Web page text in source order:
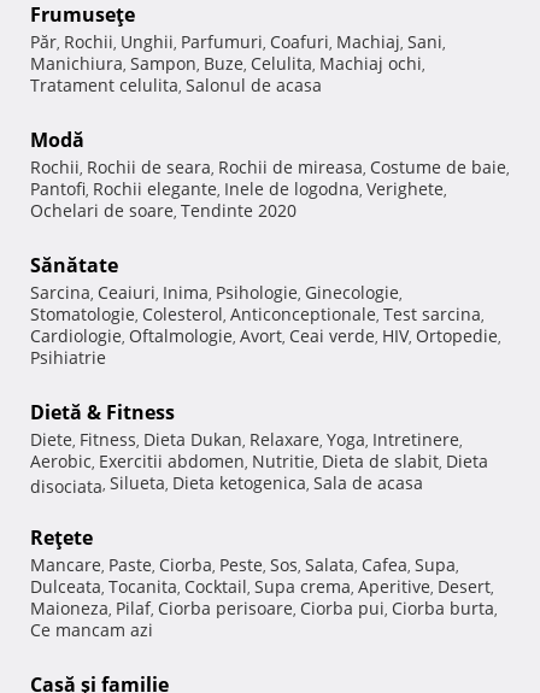
Frumuseţe
Păr, Rochii, Unghii, Parfumuri, Coafuri, Machiaj, Sani,
Manichiura, Sampon, Buze, Celulita, Machiaj ochi,
Tratament celulita, Salonul de acasa
Modă
Rochii, Rochii de seara, Rochii de mireasa, Costume de baie,
Pantofi, Rochii elegante, Inele de logodna, Verighete,
Ochelari de soare, Tendinte 2020
Sănătate
Sarcina, Ceaiuri, Inima, Psihologie, Ginecologie,
Stomatologie, Colesterol, Anticonceptionale, Test sarcina,
Cardiologie, Oftalmologie, Avort, Ceai verde, HIV, Ortopedie,
Psihiatrie
Dietă & Fitness
Diete, Fitness, Dieta Dukan, Relaxare, Yoga, Intretinere,
Aerobic, Exercitii abdomen, Nutritie, Dieta de slabit, Dieta
disociata, Silueta, Dieta ketogenica, Sala de acasa
Reţete
Mancare, Paste, Ciorba, Peste, Sos, Salata, Cafea, Supa,
Dulceata, Tocanita, Cocktail, Supa crema, Aperitive, Desert,
Maioneza, Pilaf, Ciorba perisoare, Ciorba pui, Ciorba burta,
Ce mancam azi
Casă şi familie